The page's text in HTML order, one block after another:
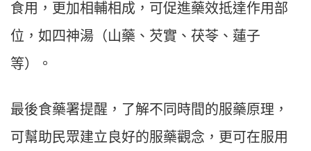
食用，更加相輔相成，可促進藥效抵達作用部
位，如四神湯（山藥、芡實、茯苓、蓮子
等）。
最後食藥署提醒，了解不同時間的服藥原理，
可幫助民眾建立良好的服藥觀念，更可在服用